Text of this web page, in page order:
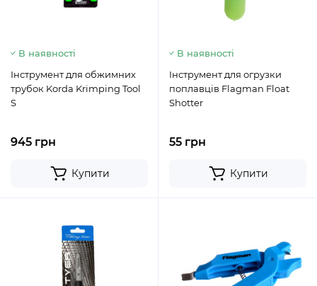
В наявності
Інструмент для обжимних
трубок Korda Krimping Tool
S
945 грн
Купити
В наявності
Інструмент для огрузки
поплавців Flagman Float
Shotter
55 грн
Купити